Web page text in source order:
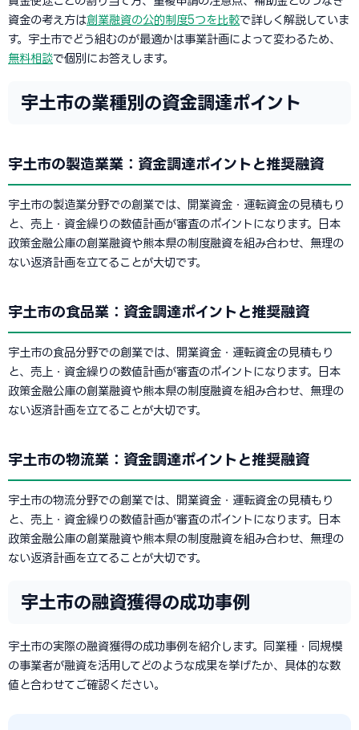
資金の考え方は創業融資の公的制度5つを比較で詳しく解説していま
す。宇土市でどう組むのが最適かは事業計画によって変わるため、
無料相談で個別にお答えします。
宇土市の業種別の資金調達ポイント
宇土市の製造業業：資金調達ポイントと推奨融資
宇土市の製造業分野での創業では、開業資金・運転資金の見積もり
と、売上・資金繰りの数値計画が審査のポイントになります。日本
政策金融公庫の創業融資や熊本県の制度融資を組み合わせ、無理の
ない返済計画を立てることが大切です。
宇土市の食品業：資金調達ポイントと推奨融資
宇土市の食品分野での創業では、開業資金・運転資金の見積もり
と、売上・資金繰りの数値計画が審査のポイントになります。日本
政策金融公庫の創業融資や熊本県の制度融資を組み合わせ、無理の
ない返済計画を立てることが大切です。
宇土市の物流業：資金調達ポイントと推奨融資
宇土市の物流分野での創業では、開業資金・運転資金の見積もり
と、売上・資金繰りの数値計画が審査のポイントになります。日本
政策金融公庫の創業融資や熊本県の制度融資を組み合わせ、無理の
ない返済計画を立てることが大切です。
宇土市の融資獲得の成功事例
宇土市の実際の融資獲得の成功事例を紹介します。同業種・同規模
の事業者が融資を活用してどのような成果を挙げたか、具体的な数
値と合わせてご確認ください。